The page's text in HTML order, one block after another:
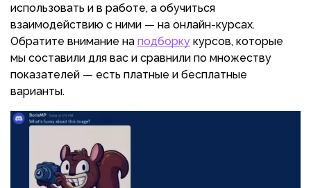
использовать и в работе, а обучиться
взаимодействию с ними — на онлайн-курсах.
Обратите внимание на подборку курсов, которые
мы составили для вас и сравнили по множеству
показателей — есть платные и бесплатные
варианты.